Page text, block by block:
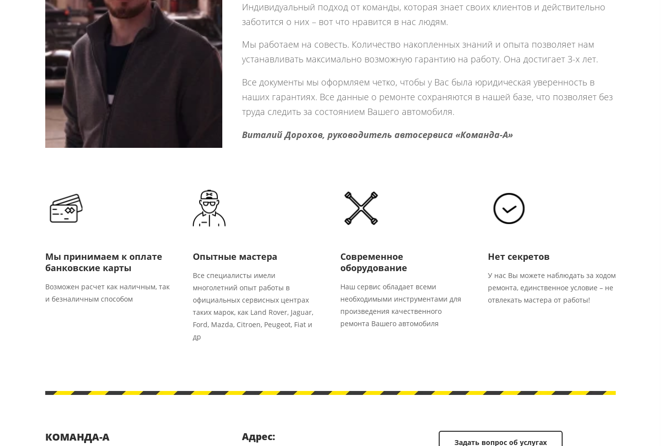
Индивидуальный подход от команды, которая знает своих клиентов и действительно
заботится о них – вот что нравится в нас людям.
Мы работаем на совесть. Количество накопленных знаний и опыта позволяет нам
устанавливать максимально возможную гарантию на работу. Она достигает 3-х лет.
Все документы мы оформляем четко, чтобы у Вас была юридическая уверенность в
наших гарантиях. Все данные о ремонте сохраняются в нашей базе, что позволяет без
труда следить за состоянием Вашего автомобиля.
Виталий Дорохов, руководитель автосервиса «Команда-А»
Мы принимаем к оплате
банковские карты​​
Возможен расчет как наличным, так
и безналичным способом
Опытные мастера
Все специалисты имели
многолетний опыт работы в
официальных сервисных центрах
таких марок, как Land Rover, Jaguar,
Ford, Mazda, Citroen, Peugeot, Fiat и
др
Современное
оборудование
Наш сервис обладает всеми
необходимыми инструментами для
произведения качественного
ремонта Вашего автомобиля
Нет секретов
У нас Вы можете наблюдать за ходом
ремонта, единственное условие – не
отвлекать мастера от работы!
КОМАНДА-А Адрес: Задать вопрос об услугах